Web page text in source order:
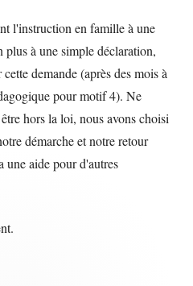
l'instruction en famille à une
à une simple déclaration,
demande (après des mois à
pour motif 4). Ne
hors la loi, nous avons choisi
démarche et notre retour
une aide pour d'autres